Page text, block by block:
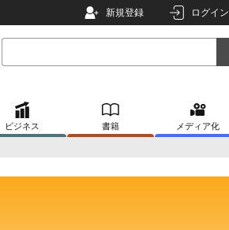
新規登録 ログイン
ビジネス 書籍 メディア化